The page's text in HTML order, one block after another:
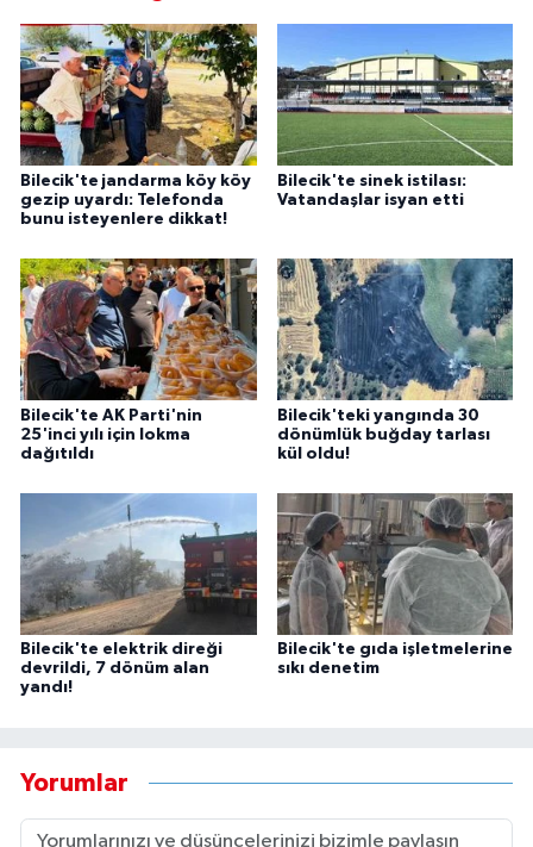
Bilecik'te jandarma köy köy
gezip uyardı: Telefonda
bunu isteyenlere dikkat!
Bilecik'te sinek istilası:
Vatandaşlar isyan etti
Bilecik'te AK Parti'nin
25'inci yılı için lokma
dağıtıldı
Bilecik'teki yangında 30
dönümlük buğday tarlası
kül oldu!
Bilecik'te elektrik direği
devrildi, 7 dönüm alan
yandı!
Bilecik'te gıda işletmelerine
sıkı denetim
Yorumlar